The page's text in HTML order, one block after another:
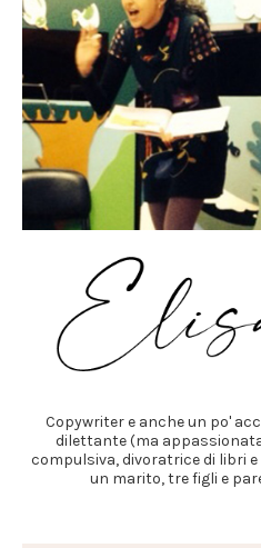
Copywriter e anche un po'
dilettante (ma
compulsiva, divoratrice di libri e
un marito, tre figli e